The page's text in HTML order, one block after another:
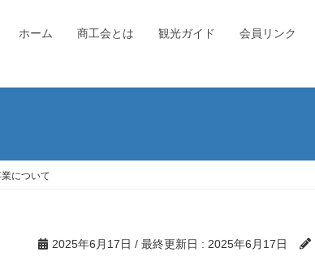
ホーム 商工会とは 観光ガイド 会員リンク
について
2025年6月17日 / 最終更新日 : 2025年6月17日